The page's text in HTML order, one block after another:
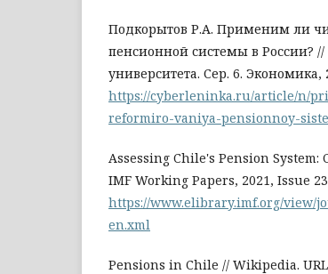
Подкорытов Р.А. Применим ли
пенсионной системы в России? //
университета. Сер. 6. Экономика,
https://cyberleninka.ru/article/n/
reformiro-vaniya-pensionnoy-
Assessing Chile's Pension
IMF Working Papers, 2021, Issue
https://www.elibrary.imf.org/view/
en.xml
Pensions in Chile // Wikipedia.